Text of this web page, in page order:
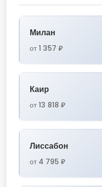
Милан
от 1 357 ₽
Каир
от 13 818 ₽
Лиссабон
от 4 795 ₽